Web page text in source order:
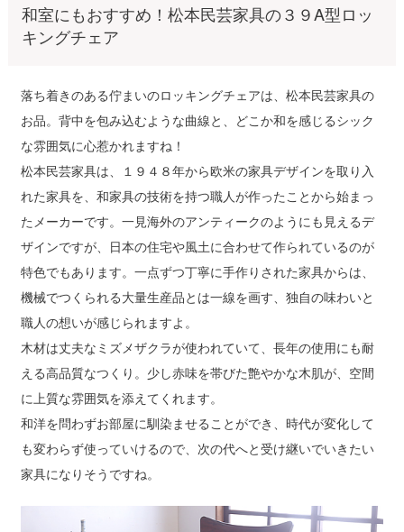
和室にもおすすめ！松本民芸家具の３９A型ロッ
キングチェア
落ち着きのある佇まいのロッキングチェアは、松本民芸家具の
お品。背中を包み込むような曲線と、どこか和を感じるシック
な雰囲気に心惹かれますね！
松本民芸家具は、１９４８年から欧米の家具デザインを取り入
れた家具を、和家具の技術を持つ職人が作ったことから始まっ
たメーカーです。一見海外のアンティークのようにも見えるデ
ザインですが、日本の住宅や風土に合わせて作られているのが
特色でもあります。一点ずつ丁寧に手作りされた家具からは、
機械でつくられる大量生産品とは一線を画す、独自の味わいと
職人の想いが感じられますよ。
木材は丈夫なミズメザクラが使われていて、長年の使用にも耐
える高品質なつくり。少し赤味を帯びた艶やかな木肌が、空間
に上質な雰囲気を添えてくれます。
和洋を問わずお部屋に馴染ませることができ、時代が変化して
も変わらず使っていけるので、次の代へと受け継いでいきたい
家具になりそうですね。